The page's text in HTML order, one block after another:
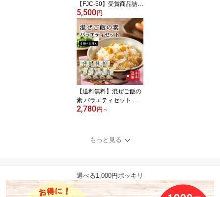
【FJC-50】受賞商品詰合
せ ギフト 佃煮 つくだ
煮 ちりめん山椒 昆布佃
煮 手土産 贈り物 御祝 お
祝い 内祝い 引き出物 御
供 粗供養 御挨拶 御礼の
品 退職祝い 結婚祝い 引
越し祝い 暑中見舞い 残
暑見舞い ご飯のお供 お
つまみ 酒の肴 送料無料
工場直送
5,500円
【送料無料】混ぜご飯の
素 バラエティセット （5
種入 or 8種入） アソート
当 時短 簡単 便利 プチギ
フト おうちごはん おう
添加 新生活 お花見 ピク
ニック 手土産 工場直送
2,780円 ～
もっと見る
選べる1,000円ポッキリ